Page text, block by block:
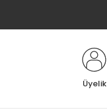
Üyelik